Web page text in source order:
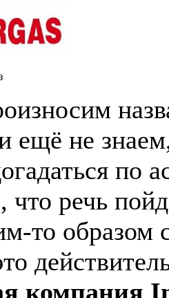
ещё не
по
что речь
то образом
компания